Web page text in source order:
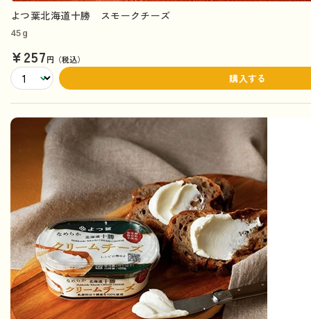
よつ葉北海道十勝 スモークチーズ
45g
¥257円（税込）
購入する